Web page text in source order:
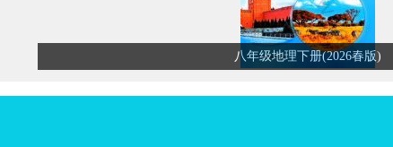
八年级地理下册(2026春版)